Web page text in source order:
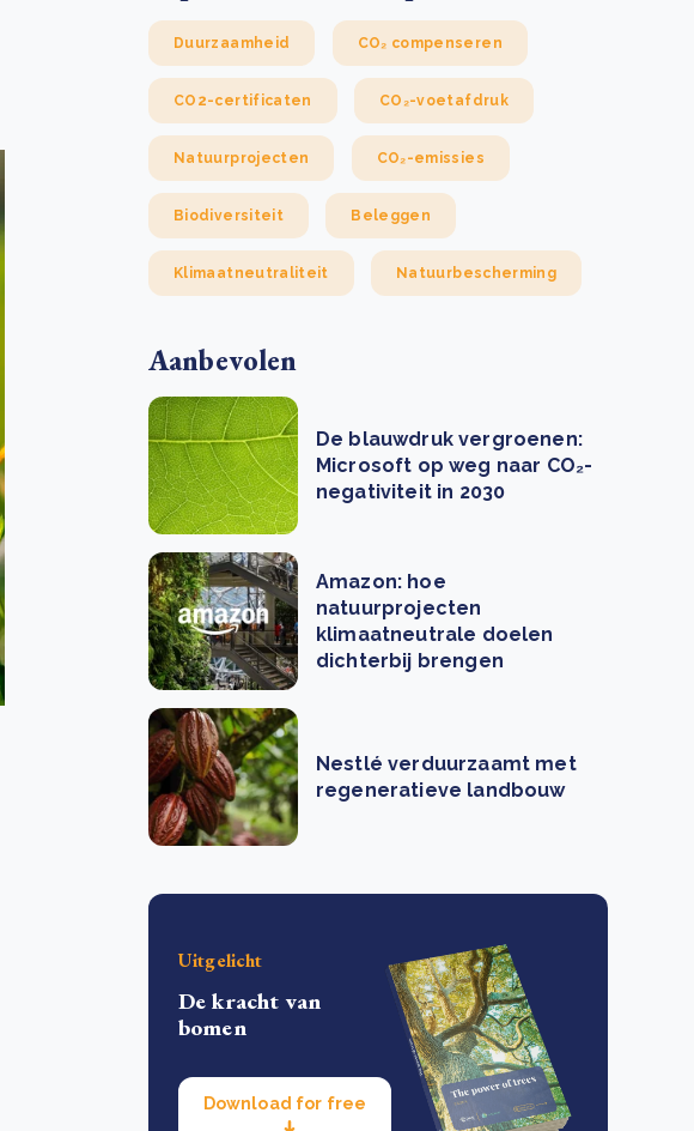
Duurzaamheid CO₂ compenseren
CO2-certificaten CO₂-voetafdruk
Natuurprojecten CO₂-emissies
Biodiversiteit Beleggen
Klimaatneutraliteit Natuurbescherming
Aanbevolen
De blauwdruk vergroenen:
Microsoft op weg naar CO₂-
negativiteit in 2030
Amazon: hoe
natuurprojecten
klimaatneutrale doelen
dichterbij brengen
Nestlé verduurzaamt met
regeneratieve landbouw
Uitgelicht
De kracht van
bomen
Download for free